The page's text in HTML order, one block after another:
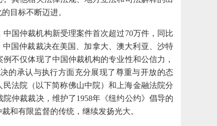
目标不断迈进。
中国仲裁机构新受理案件首次超过70万件，同比
国仲裁裁决在美国、加拿大、澳大利亚、沙特
不仅体现了中国仲裁机构的专业性和公信力，
的承认与执行方面充分展现了尊重与开放的态
法院（以下简称佛山中院）和上海金融法院分
仲裁裁决，维护了1958年《纽约公约》倡导的
和有限监督的传统，继续发扬光大。